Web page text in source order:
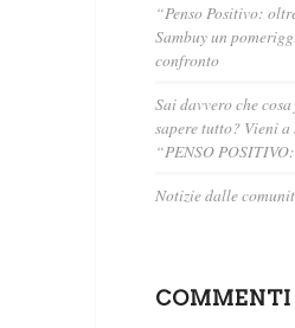
“Penso Positivo:
Sambuy un
confronto
Sai davvero che
sapere tutto? Vieni
“PENSO
Notizie dalle
COMMENTI